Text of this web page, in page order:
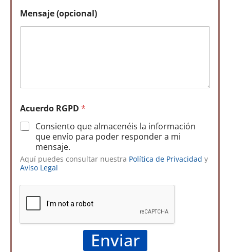
r
Mensaje (opcional)
Acuerdo RGPD *
Consiento que almacenéis la información
que envío para poder responder a mi
mensaje.
Aquí puedes consultar nuestra Política de Privacidad y
Aviso Legal
Enviar